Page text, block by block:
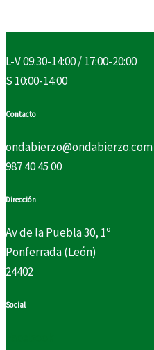
L-V 09:30-14:00 / 17:00-20:00
S 10:00-14:00
Contacto
ondabierzo@ondabierzo.com
987 40 45 00
Dirección
Av de la Puebla 30, 1º
Ponferrada (León)
24402
Social